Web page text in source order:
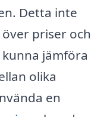
Detta inte
priser och
jämföra
olika
en